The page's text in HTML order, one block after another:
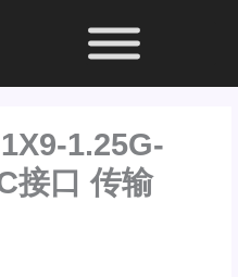
1.25G-
接口 传输